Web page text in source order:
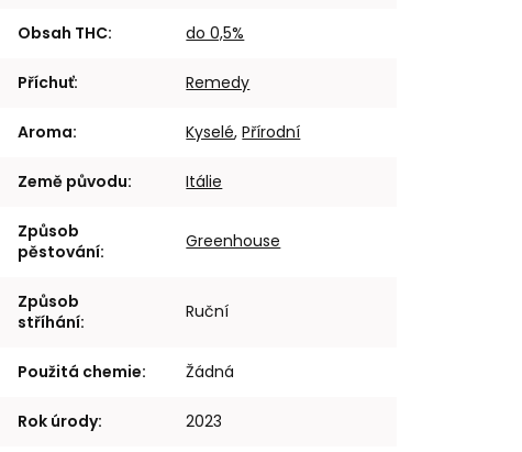
Obsah THC: do 0,5%
Příchuť: Remedy
Aroma: Kyselé,Přírodní
Země původu: Itálie
Způsob
pěstování: Greenhouse
Způsob
stříhání: Ruční
Použitá chemie: Žádná
Rok úrody: 2023